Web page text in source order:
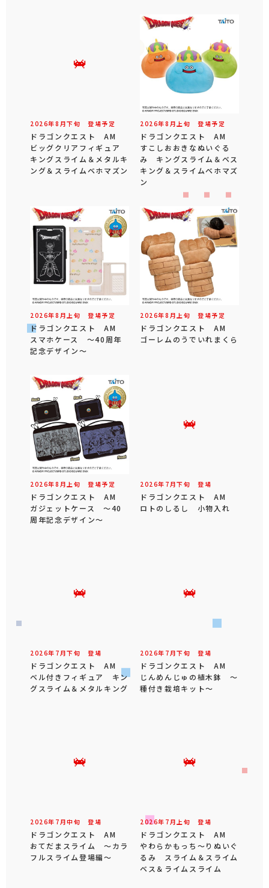
2026年8 月下旬 登場予定
ドラゴンクエスト AM
ビッグクリアフィギュア
キングスライム＆メタルキ
ング＆スライムベホマズン
2026年8 月 上旬 登場予定
ドラゴンクエスト AM
すこしおおきなぬいぐる
み キングスライム＆ベス
キング＆スライムベホマズ
ン
2026年8 月 上旬 登場予定
ドラゴンクエスト AM
スマホケース ～40周年
記念デザイン～
2026年8 月 上旬 登場予定
ドラゴンクエスト AM
ゴーレムのうでいれまくら
2026年8 月 上旬 登場予定
ドラゴンクエスト AM
ガジェットケース ～40
周年記念デザイン～
2026年 7 月下旬 登場
ドラゴンクエスト AM
ロトのしるし 小物入れ
2026年 7 月下旬 登場
ドラゴンクエスト AM
ベル付きフィギュア キン
グスライム＆メタルキング
2026年 7 月下旬 登場
ドラゴンクエスト AM
じんめんじゅの植木鉢 ～
種付き栽培キット～
2026年 7 月中旬 登場
ドラゴンクエスト AM
おてだまスライム ～カラ
フルスライム登場編～
2026年 7 月 上旬 登場
ドラゴンクエスト AM
やわらかもっち～りぬいぐ
るみ スライム＆スライム
ベス＆ライムスライム